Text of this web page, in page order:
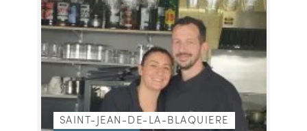
SAINT-JEAN-DE-LA-BLAQUIERE